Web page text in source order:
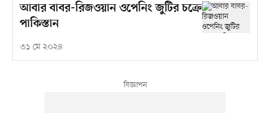
আবার বাবর-রিজওয়ান ওপেনিং জুটির চক্রে
পাকিস্তান
৩১ মে ২০২৪